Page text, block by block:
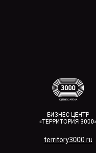
БИЗНЕС-ЦЕНТР
«ТЕРРИТОРИЯ 3000»
territory3000.ru​